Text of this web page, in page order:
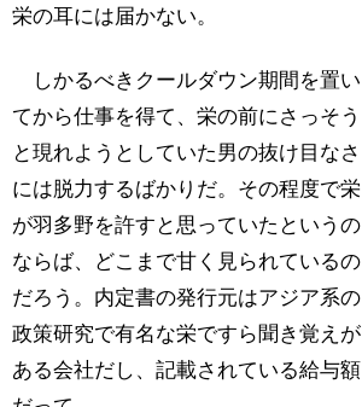
栄の耳には届かない。
しかるべきクールダウン期間を置い
てから仕事を得て、栄の前にさっそう
と現れようとしていた男の抜け目なさ
には脱力するばかりだ。その程度で栄
が羽多野を許すと思っていたというの
ならば、どこまで甘く見られているの
だろう。内定書の発行元はアジア系の
政策研究で有名な栄ですら聞き覚えが
ある会社だし、記載されている給与額